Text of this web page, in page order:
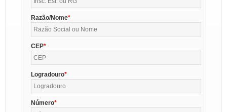
Razão/Nome
CEP
Logradouro
Número